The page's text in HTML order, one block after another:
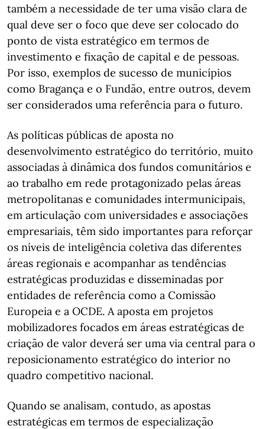
também a necessidade de ter uma visão clara de
qual deve ser o foco que deve ser colocado do
ponto de vista estratégico em termos de
investimento e fixação de capital e de pessoas.
Por isso, exemplos de sucesso de municípios
como Bragança e o Fundão, entre outros, devem
ser considerados uma referência para o futuro.
As políticas públicas de aposta no
desenvolvimento estratégico do território, muito
associadas à dinâmica dos fundos comunitários e
ao trabalho em rede protagonizado pelas áreas
metropolitanas e comunidades intermunicipais,
em articulação com universidades e associações
empresariais, têm sido importantes para reforçar
os níveis de inteligência coletiva das diferentes
áreas regionais e acompanhar as tendências
estratégicas produzidas e disseminadas por
entidades de referência como a Comissão
Europeia e a OCDE. A aposta em projetos
mobilizadores focados em áreas estratégicas de
criação de valor deverá ser uma via central para o
reposicionamento estratégico do interior no
quadro competitivo nacional.
Quando se analisam, contudo, as apostas
estratégicas em termos de especialização